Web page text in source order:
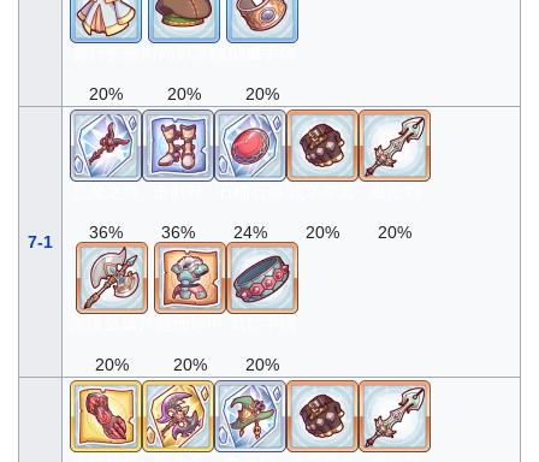
20% 20% 20%
7-1 36% 36% 24% 20% 20%
20% 20% 20%